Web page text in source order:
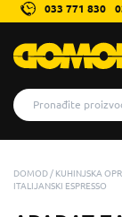
033 771 830
DOMOD KUHINJSKA
ITALIJANSKI ESPRESSO